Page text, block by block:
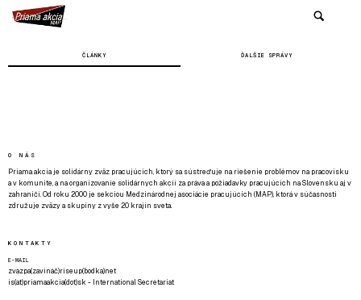
ČLÁNKY ĎALŠIE SPRÁVY
O NÁS
Priama akcia je solidárny zväz pracujúcich, ktorý sa sústreďuje na riešenie problémov na pracovisku
a v komunite, a na organizovanie solidárnych akcií za práva a požiadavky pracujúcich na Slovensku aj v
zahraničí. Od roku 2000 je sekciou Medzinárodnej asociácie pracujúcich (MAP), ktorá v súčasnosti
združuje zväzy a skupiny z vyše 20 krajín sveta.
KONTAKTY
E-MAIL
zvazpa(zavináč)riseup(bodka)net
is(at)priamaakcia(dot)sk - International Secretariat